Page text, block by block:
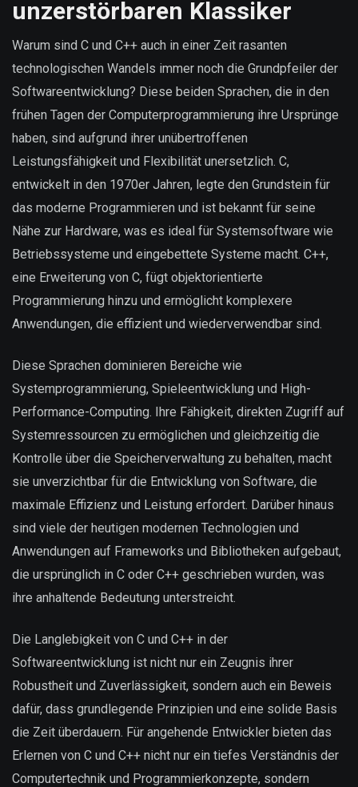
unzerstörbaren Klassiker
Warum sind C und C++ auch in einer Zeit rasanten
technologischen Wandels immer noch die Grundpfeiler der
Softwareentwicklung? Diese beiden Sprachen, die in den
frühen Tagen der Computerprogrammierung ihre Ursprünge
haben, sind aufgrund ihrer unübertroffenen
Leistungsfähigkeit und Flexibilität unersetzlich. C,
entwickelt in den 1970er Jahren, legte den Grundstein für
das moderne Programmieren und ist bekannt für seine
Nähe zur Hardware, was es ideal für Systemsoftware wie
Betriebssysteme und eingebettete Systeme macht. C++,
eine Erweiterung von C, fügt objektorientierte
Programmierung hinzu und ermöglicht komplexere
Anwendungen, die effizient und wiederverwendbar sind.
Diese Sprachen dominieren Bereiche wie
Systemprogrammierung, Spieleentwicklung und High-
Performance-Computing. Ihre Fähigkeit, direkten Zugriff auf
Systemressourcen zu ermöglichen und gleichzeitig die
Kontrolle über die Speicherverwaltung zu behalten, macht
sie unverzichtbar für die Entwicklung von Software, die
maximale Effizienz und Leistung erfordert. Darüber hinaus
sind viele der heutigen modernen Technologien und
Anwendungen auf Frameworks und Bibliotheken aufgebaut,
die ursprünglich in C oder C++ geschrieben wurden, was
ihre anhaltende Bedeutung unterstreicht.
Die Langlebigkeit von C und C++ in der
Softwareentwicklung ist nicht nur ein Zeugnis ihrer
Robustheit und Zuverlässigkeit, sondern auch ein Beweis
dafür, dass grundlegende Prinzipien und eine solide Basis
die Zeit überdauern. Für angehende Entwickler bieten das
Erlernen von C und C++ nicht nur ein tiefes Verständnis der
Computertechnik und Programmierkonzepte, sondern